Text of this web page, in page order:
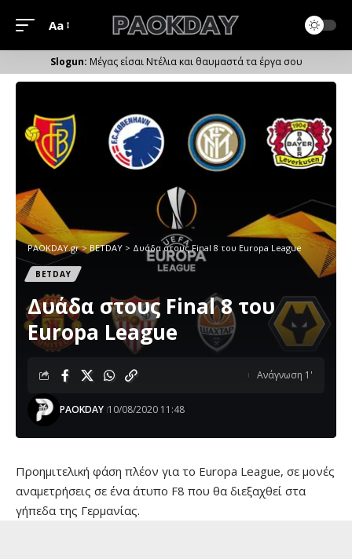
Μέγεθος
Γραμματοσειράς
Aa
Μέγας είσαι Ντέλια και θαυμαστά τα έργα σου
PAOKDAY.gr>ΒETDAY > Δυάδα στους Final 8 του Europa League
ΒETDAY
Δυάδα στους Final 8 του
Europa League
PAOKDAY 10/08/2020 11:48
Ανάγνωση 1'
Προημιτελική φάση πλέον για το Europa League, σε μονές
αναμετρήσεις σε ένα άτυπο F8 που θα διεξαχθεί στα
γήπεδα της Γερμανίας.